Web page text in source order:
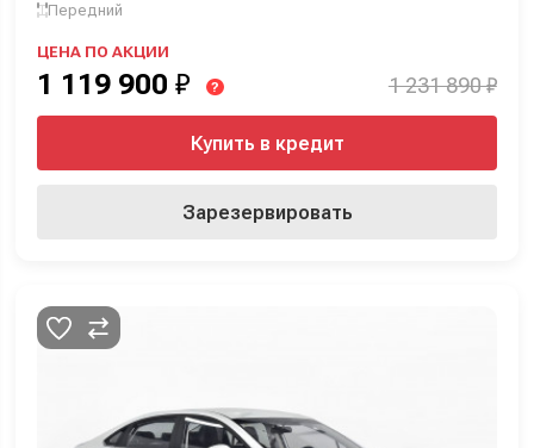
Передний
ЦЕНА ПО АКЦИИ
1 119 900 ₽ ? 1 231 890 ₽
Купить в кредит
Зарезервировать